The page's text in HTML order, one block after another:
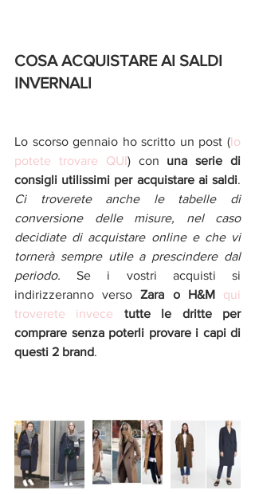
COSA ACQUISTARE AI SALDI
INVERNALI
Lo scorso gennaio ho scritto un post (lo
potete trovare QUI) con una serie di
consigli utilissimi per acquistare ai saldi
Ci troverete anche le tabelle di
conversione delle misure, nel caso
decidiate di acquistare online e che vi
tornerà sempre utile a prescindere dal
periodo. Se i vostri acquisti si
indirizzeranno verso Zara o H&M
qui
troverete invece
tutte le dritte per
comprare senza poterli provare i capi di
questi 2 brand.